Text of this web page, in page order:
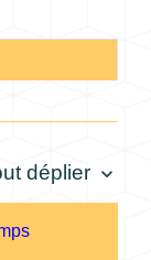
déplier keyboard_arrow_down